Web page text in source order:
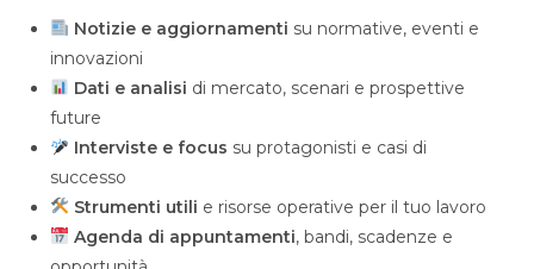
Notizie e aggiornamenti su normative, eventi e
innovazioni
Dati e analisi di mercato, scenari e prospettive
future
Interviste e focus su protagonisti e casi di
successo
Strumenti utili e risorse operative per il tuo lavoro
Agenda di appuntamenti, bandi, scadenze e